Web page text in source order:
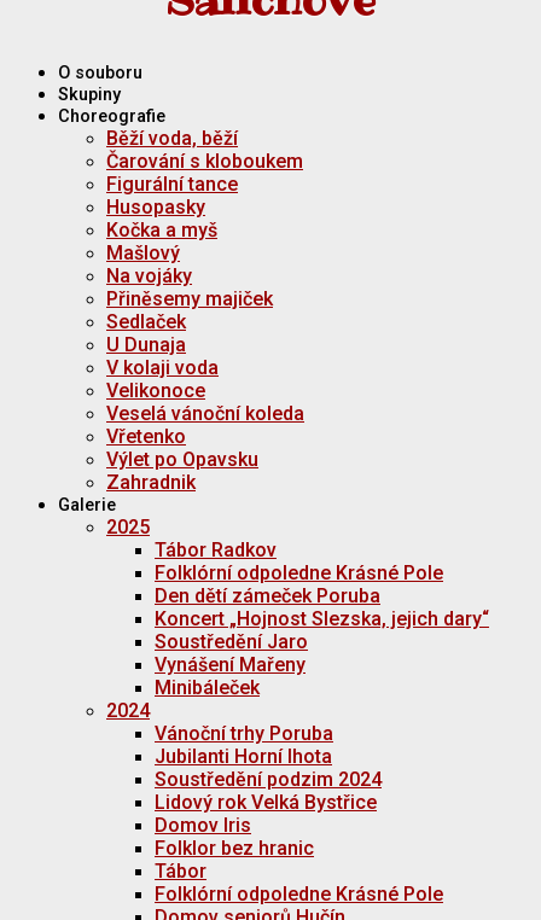
O souboru
Skupiny
Choreografie
Běží voda, běží
Čarování s kloboukem
Figurální tance
Husopasky
Kočka a myš
Mašlový
Na vojáky
Přiněsemy majiček
Sedlaček
U Dunaja
V kolaji voda
Velikonoce
Veselá vánoční koleda
Vřetenko
Výlet po Opavsku
Zahradnik
Galerie
2025
Tábor Radkov
Folklórní odpoledne Krásné Pole
Den dětí zámeček Poruba
Koncert „Hojnost Slezska, jejich dary“
Soustředění Jaro
Vynášení Mařeny
Minibáleček
2024
Vánoční trhy Poruba
Jubilanti Horní lhota
Soustředění podzim 2024
Lidový rok Velká Bystřice
Domov Iris
Folklor bez hranic
Tábor
Folklórní odpoledne Krásné Pole